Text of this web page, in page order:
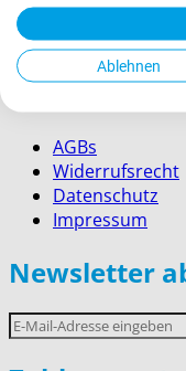
Service für
Rechtliches
AGBs
Widerrufsrecht
Datenschutz
Impressum
Newsletter
E-
Mail-
Ablehnen